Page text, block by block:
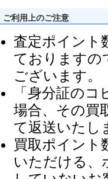
ご利用上のご注意
査定ポイント
ておりますの
ございます。
「身分証の
場合、その買
て返送いたし
買取ポイント
いただける、